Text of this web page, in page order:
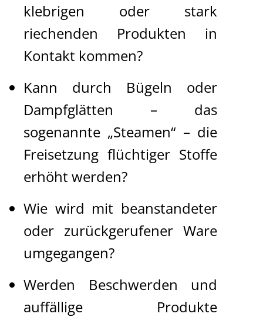
klebrigen oder stark
riechenden Produkten in
Kontakt kommen?
Kann durch Bügeln oder
Dampfglätten – das
sogenannte „Steamen“ – die
Freisetzung flüchtiger Stoffe
erhöht werden?
Wie wird mit beanstandeter
oder zurückgerufener Ware
umgegangen?
Werden Beschwerden und
auffällige Produkte